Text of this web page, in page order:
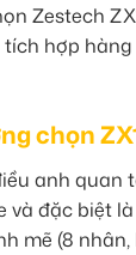
Zestech
hợp
chọn
anh
và đặc biệt
mẽ (8 nhân,